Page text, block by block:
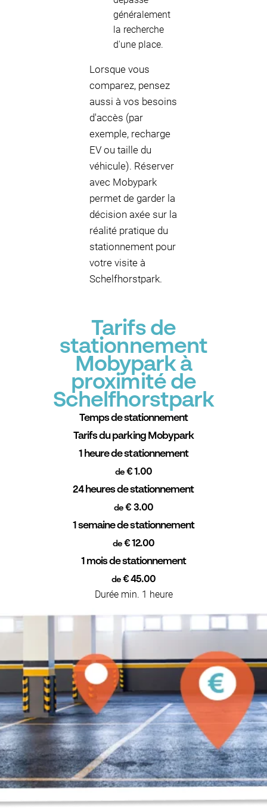
généralement
la recherche
d'une place.
Lorsque vous
comparez, pensez
aussi à vos besoins
d'accès (par
exemple, recharge
EV ou taille du
véhicule). Réserver
avec Mobypark
permet de garder la
décision axée sur la
réalité pratique du
stationnement pour
votre visite à
Schelfhorstpark.
Tarifs de
stationnement
Mobypark à
proximité de
Schelfhorstpark
Temps de stationnement
Tarifs du parking Mobypark
1 heure de stationnement
de€ 1.00
24 heures de stationnement
de € 3.00
1 semaine de stationnement
de€ 12.00
1 mois de stationnement
de€ 45.00
Durée min. 1 heure